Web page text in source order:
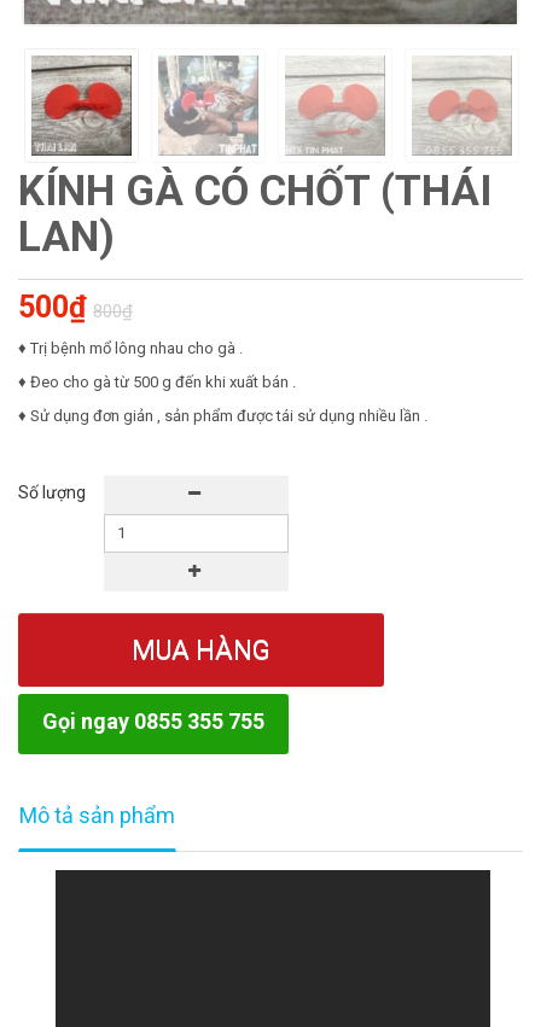
KÍNH GÀ CÓ CHỐT (THÁI
LAN)
500₫ 800₫
♦ Trị bệnh mổ lông nhau cho gà .
♦ Đeo cho gà từ 500 g đến khi xuất bán .
♦ Sử dụng đơn giản , sản phẩm được tái sử dụng nhiều lần .
Số lượng
MUA HÀNG
Gọi ngay 0855 355 755
Mô tả sản phẩm